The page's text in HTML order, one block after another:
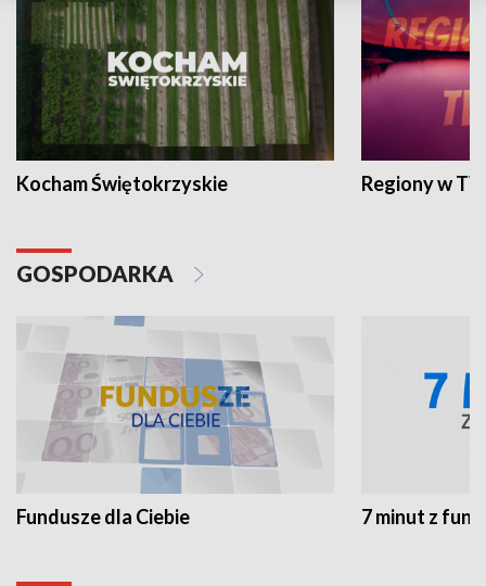
Kocham Świętokrzyskie Regiony w
GOSPODARKA
Fundusze dla Ciebie 7 minut z